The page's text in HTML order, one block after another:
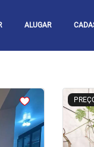
ALUGAR
<<<